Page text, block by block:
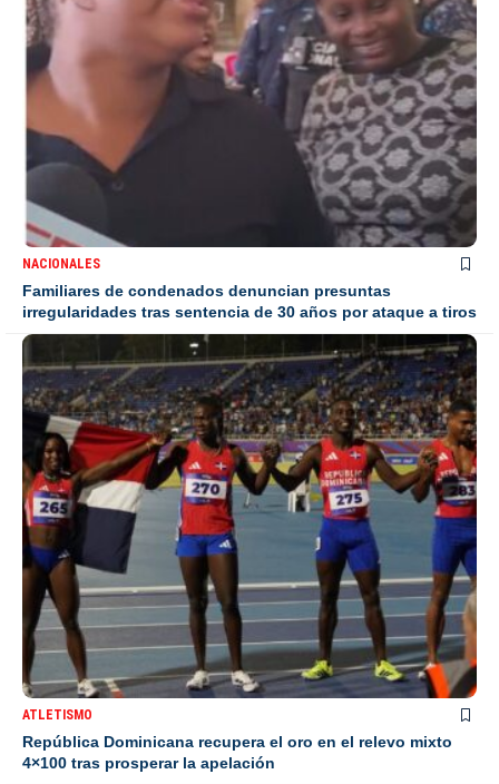
NACIONALES
Familiares de condenados denuncian presuntas
irregularidades tras sentencia de 30 años por ataque a tiros
ATLETISMO
República Dominicana recupera el oro en el relevo mixto
4×100 tras prosperar la apelación